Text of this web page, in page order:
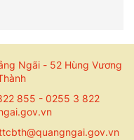
Ngãi - 52 Hùng Vương
855 - 0255 3 822